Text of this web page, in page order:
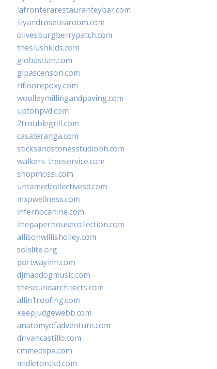
lafronterarestauranteybar.com
lilyandrosetearoom.com
olivesburgberrypatch.com
theslushkids.com
giobastian.com
glpascensori.com
rifloorepoxy.com
woolleymillingandpaving.com
uptonpvd.com
2troublegrill.com
casateranga.com
sticksandstonesstudiooh.com
walkers-treeservice.com
shopmossi.com
untamedcollectivesd.com
mxpwellness.com
infernocanine.com
thepaperhousecollection.com
allisonwillisholley.com
solslite.org
portwayinn.com
djmaddogmusic.com
thesoundarchitects.com
allin1roofing.com
keepjudgewebb.com
anatomyofadventure.com
drivancastillo.com
cmmedspa.com
midletontkd.com